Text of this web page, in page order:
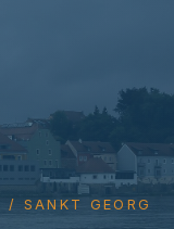
/ SANKT GEORG